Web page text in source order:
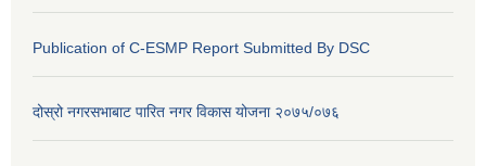
Publication of C-ESMP Report Submitted By DSC
दोस्रो नगरसभाबाट पारित नगर विकास योजना २०७५/०७६